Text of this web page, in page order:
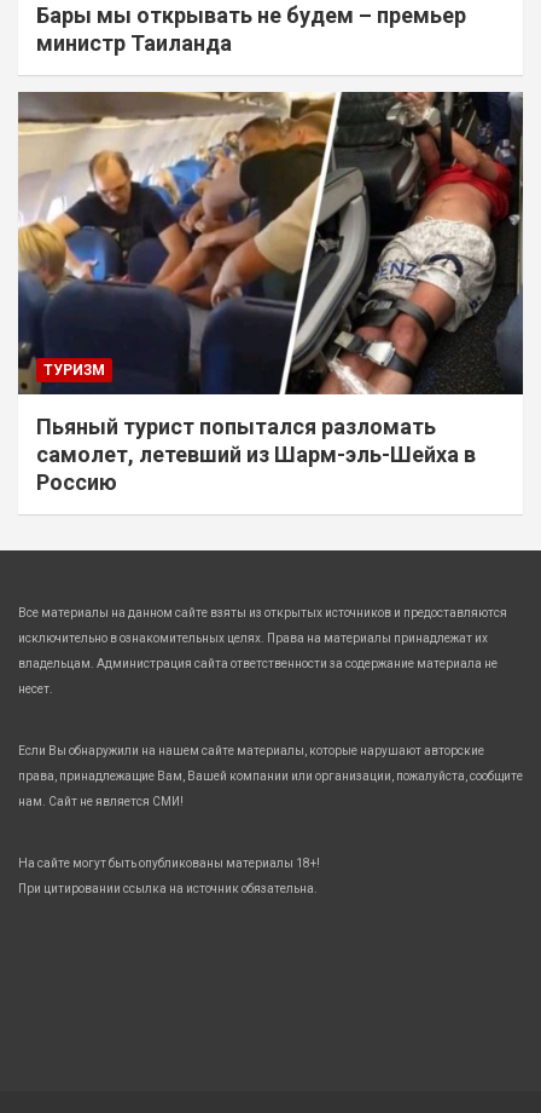
Бары мы открывать не будем – премьер
министр Таиланда
ТУРИЗМ
Пьяный турист попытался разломать
самолет, летевший из Шарм-эль-Шейха в
Россию
Все материалы на данном сайте взяты из открытых источников и предоставляются
исключительно в ознакомительных целях. Права на материалы принадлежат их
владельцам. Администрация сайта ответственности за содержание материала не
несет.
Если Вы обнаружили на нашем сайте материалы, которые нарушают авторские
права, принадлежащие Вам, Вашей компании или организации, пожалуйста, сообщите
нам. Сайт не является СМИ!
На сайте могут быть опубликованы материалы 18+!
При цитировании ссылка на источник обязательна.